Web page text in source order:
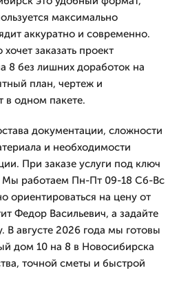
максимально
аккуратно и современно.
заказать проект
8 без лишних доработок на
план, чертеж и
в одном пакете.
документации, сложности
и необходимости
При заказе услуги под ключ
Мы работаем Пн-Пт 09-18 Сб-Вс
ориентироваться на цену от
Федор Васильевич, а задайте
В августе 2026 года мы готовы
дом 10 на 8 в Новосибирска
точной сметы и быстрой